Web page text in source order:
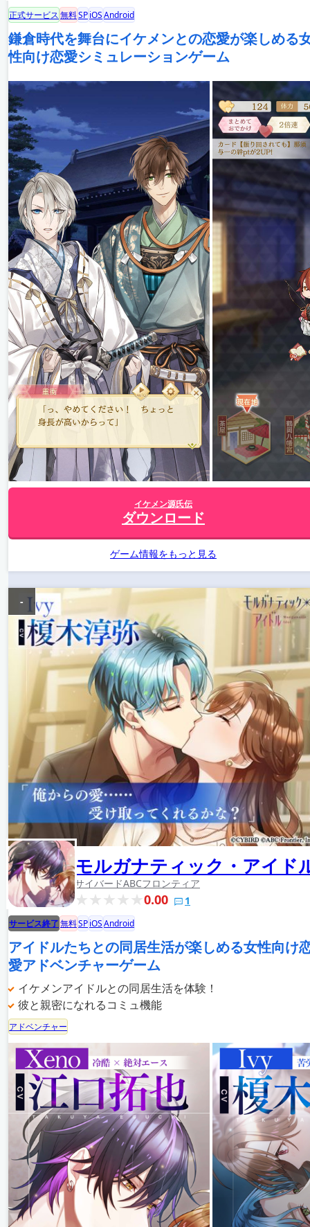
正式サービス無料SPiOSAndroid
鎌倉時代を舞台にイケメンとの恋愛が楽しめる
性向け恋愛シミュレーションゲーム
イケメン源氏伝
ダウンロード
ゲーム情報をもっと見る
モルガナティック・アイド
サイバードABCフロンティア
0.00 1
-
サービス終了無料SPiOSAndroid
アイドルたちとの同居生活が楽しめる女性向け
愛アドベンチャーゲーム
イケメンアイドルとの同居生活を体験！
彼と親密になれるコミュ機能
アドベンチャー